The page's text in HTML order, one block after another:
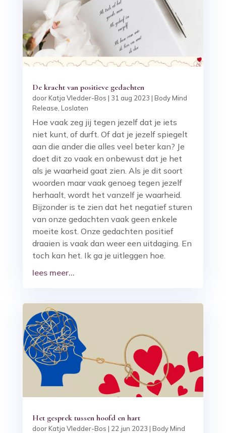
De kracht van positieve gedachten
doorKatja Vledder-Bos | 31 aug 2023 | Body Mind
Release Loslaten
Hoe vaak zeg jij tegen jezelf dat je iets
niet kunt, of durft. Of dat je jezelf spiegelt
aan die ander die alles veel beter kan? Je
doet dit zo vaak en onbewust dat je het
als je waarheid gaat zien. Als je dit soort
woorden maar vaak genoeg tegen jezelf
herhaalt, wordt het vanzelf je waarheid.
Bijzonder is te zien dat het negatief sturen
van onze gedachten vaak geen enkele
moeite kost. Onze gedachten positief
draaien is vaak dan weer een uitdaging. En
toch kan het. Ik ga je uitleggen hoe.
lees meer...
Het gesprek tussen hoofd en hart
doorKatja Vledder-Bos | 22 jun 2023 | Body Mind